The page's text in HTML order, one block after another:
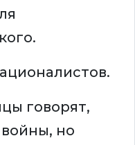
говорят,
но